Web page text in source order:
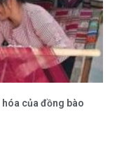
của đồng bào